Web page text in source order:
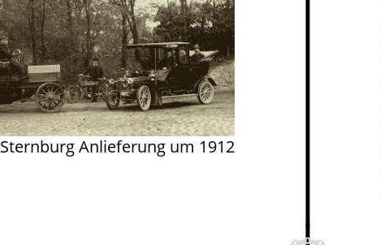
Sternburg Anlieferung um 1912